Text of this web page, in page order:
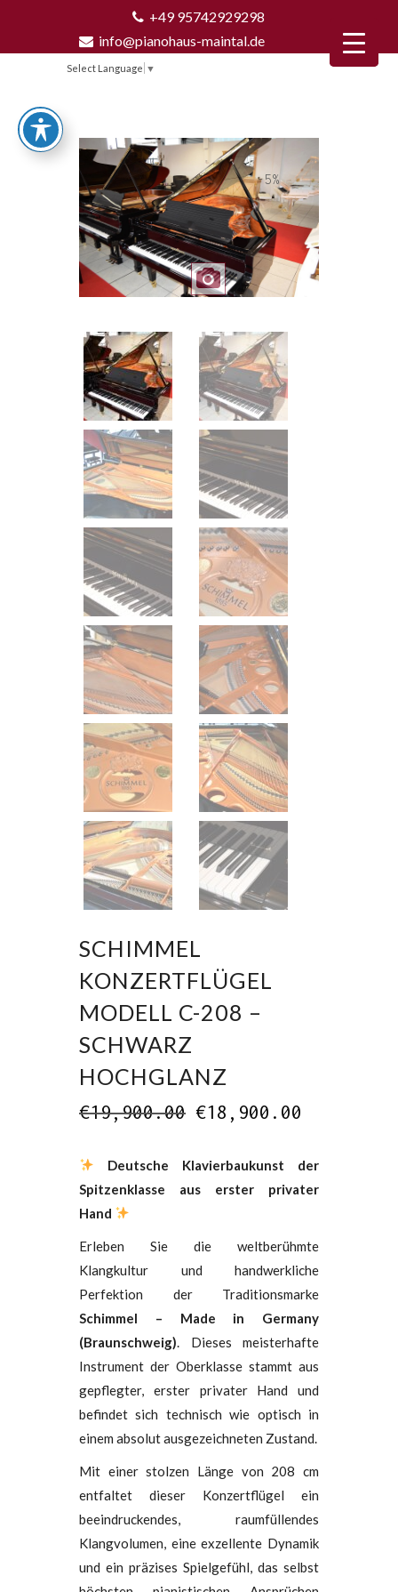
+49 95742929298
info@pianohaus-maintal.de
Select Language ▼
-5%
SCHIMMEL
KONZERTFLÜGEL
MODELL C-208 –
SCHWARZ
HOCHGLANZ
€19,900.00 €18,900.00
Deutsche Klavierbaukunst der
Spitzenklasse aus erster privater
Hand
Erleben Sie die weltberühmte
Klangkultur und handwerkliche
Perfektion der Traditionsmarke
Schimmel – Made in Germany
(Braunschweig). Dieses meisterhafte
Instrument der Oberklasse stammt aus
gepflegter, erster privater Hand und
befindet sich technisch wie optisch in
einem absolut ausgezeichneten Zustand.
Mit einer stolzen Länge von 208 cm
entfaltet dieser Konzertflügel ein
beeindruckendes, raumfüllendes
Klangvolumen, eine exzellente Dynamik
und ein präzises Spielgefühl, das selbst